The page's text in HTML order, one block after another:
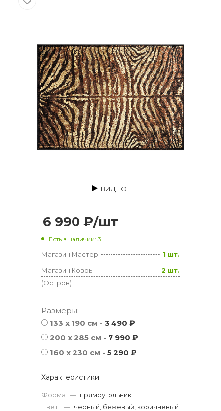
ВИДЕО
6 990 ₽/шт
Есть в наличии: 3
Магазин Мастер
1 шт.
Магазин Ковры
(Остров)
2 шт.
Размеры:
133 x 190 см - 3 490 ₽
200 x 285 см - 7 990 ₽
160 x 230 см - 5 290 ₽
Характеристики
Форма — прямоугольник
Цвет: — чёрный, бежевый, коричневый